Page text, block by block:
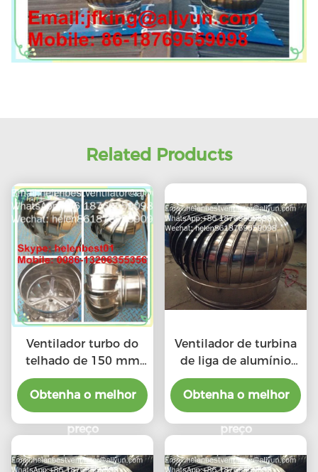
Related Products
Ventilador turbo do
telhado de 150 mm
para tubos de aço
inoxidável
Obtenha o melhor
preço
Ventilador de turbina
de liga de alumínio
industrial de 600 mm
Obtenha o melhor
preço